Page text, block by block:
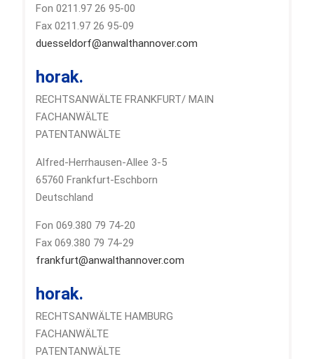
Fon 0211.97 26 95-00
Fax 0211.97 26 95-09
duesseldorf@anwalthannover.com
horak.
RECHTSANWÄLTE FRANKFURT/ MAIN
FACHANWÄLTE
PATENTANWÄLTE
Alfred-Herrhausen-Allee 3-5
65760 Frankfurt-Eschborn
Deutschland
Fon 069.380 79 74-20
Fax 069.380 79 74-29
frankfurt@anwalthannover.com
horak.
RECHTSANWÄLTE HAMBURG
FACHANWÄLTE
PATENTANWÄLTE